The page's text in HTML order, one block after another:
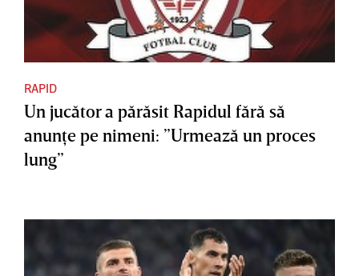
RAPID
Un jucător a părăsit Rapidul fără să
anunţe pe nimeni: ”Urmează un proces
lung”